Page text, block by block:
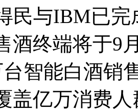
与IBM已完
酒终端将于9
智能白酒销
盖亿万消费